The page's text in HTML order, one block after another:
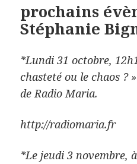
prochains
Stéphanie
*Lundi 31 octobre,
chasteté ou le chaos ?
de Radio Maria.
http://radiomaria.fr
*Le jeudi 3 novembre,